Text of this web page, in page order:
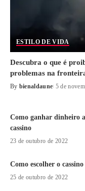
ESTILO DE VIDA
Descubra o que é
problemas na
By bienaldaune 5 de
Como ganhar dinheiro
cassino
23 de outubro de 2022
Como escolher o
25 de outubro de 2022